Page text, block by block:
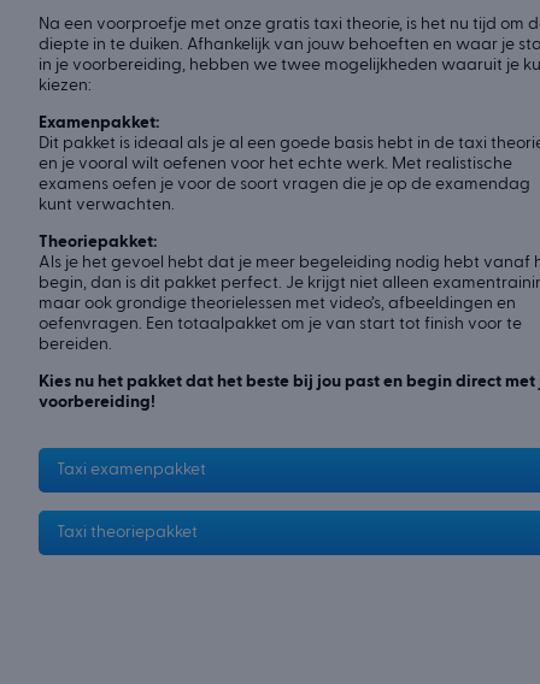
Na een voorproefje met onze gratis taxi theorie, is het nu tijd om
diepte in te duiken. Afhankelijk van jouw behoeften en waar je
in je voorbereiding, hebben we twee mogelijkheden waaruit je
kiezen:
Examenpakket:
Dit pakket is ideaal als je al een goede basis hebt in de taxi
en je vooral wilt oefenen voor het echte werk. Met realistische
examens oefen je voor de soort vragen die je op de examendag
kunt verwachten.
Theoriepakket:
Als je het gevoel hebt dat je meer begeleiding nodig hebt vanaf
begin, dan is dit pakket perfect. Je krijgt niet alleen
maar ook grondige theorielessen met video’s, afbeeldingen en
oefenvragen. Een totaalpakket om je van start tot finish voor te
bereiden.
Kies nu het pakket dat het beste bij jou past en begin direct met
voorbereiding!
Taxi examenpakket
Taxi theoriepakket